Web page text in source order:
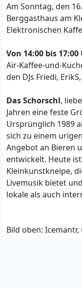
Am Sonntag, den
Berggasthaus am
Elektronischen
Von 14:00 bis 17:00
Air-Kaffee-und-
den DJs Friedi,
Das Schorschl,
Jahren eine feste
Ursprünglich 1989
sich zu einem
Angebot an Bieren
entwickelt. Heute
Kleinkunstkneipe,
Livemusik bietet
lokale als auch
Bild oben: Icemantr,